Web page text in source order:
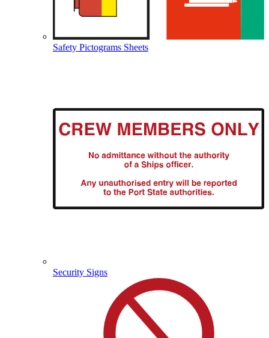
Safety Pictograms Sheets
Security Signs